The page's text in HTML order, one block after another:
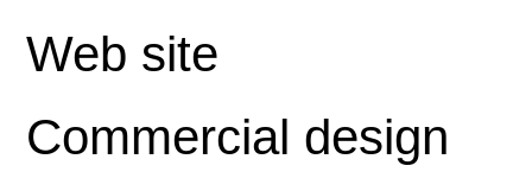
Web site
Commercial design